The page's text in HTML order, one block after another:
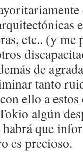
etc.. (y me
de
tanto
ello a
algún
habrá que
es precioso.